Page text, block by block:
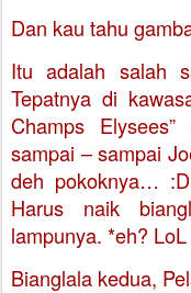
Dan kau tahu
Itu adalah salah
Tepatnya di
Champs Elysees”
sampai – sampai
deh pokoknya… :D
Harus naik
lampunya. *eh? LoL
Bianglala kedua,